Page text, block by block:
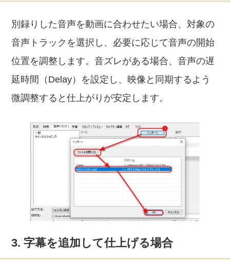
別録りした音声を動画に合わせたい場合、対象の
音声トラックを選択し、必要に応じて音声の開始
位置を調整します。音ズレがある場合、音声の遅
延時間（Delay）を設定し、映像と同期するよう
微調整すると仕上がりが安定します。
3. 字幕を追加して仕上げる場合